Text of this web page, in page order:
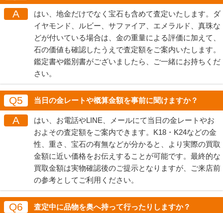
A
はい、地金だけでなく宝石も含めて査定いたします。ダ
イヤモンド、ルビー、サファイア、エメラルド、真珠な
どが付いている場合は、金の重量による評価に加えて、
石の価値も確認したうえで査定額をご案内いたします。
鑑定書や鑑別書がございましたら、ご一緒にお持ちくだ
さい。
Q5 当日の金レートや概算金額を事前に聞けますか？
A
はい、お電話やLINE、メールにて当日の金レートやお
およその査定額をご案内できます。K18・K24などの金
性、重さ、宝石の有無などが分かると、より実際の買取
金額に近い価格をお伝えすることが可能です。最終的な
買取金額は実物確認後のご提示となりますが、ご来店前
の参考としてご利用ください。
Q6 査定中に品物を奥へ持って行ったりしますか？